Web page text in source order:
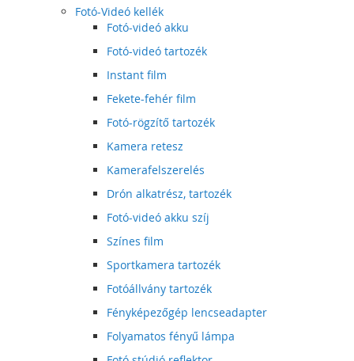
Fotó-Videó kellék
Fotó-videó akku
Fotó-videó tartozék
Instant film
Fekete-fehér film
Fotó-rögzítő tartozék
Kamera retesz
Kamerafelszerelés
Drón alkatrész, tartozék
Fotó-videó akku szíj
Színes film
Sportkamera tartozék
Fotóállvány tartozék
Fényképezőgép lencseadapter
Folyamatos fényű lámpa